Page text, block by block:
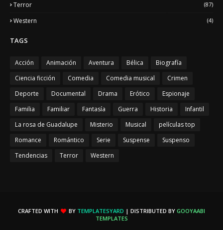
Terror (87)
Western (4)
TAGS
Acción Animación Aventura Bélica
Biografía
Ciencia ficción
Comedia Comedia musical
Crimen
Deporte
Documental Drama Erótico
Espionaje
Familia
Familiar Fantasía Guerra Historia
Infantil
La rosa de Guadalupe
Misterio Musical
películas top
Romance
Romántico Serie Suspense
Suspenso
Tendencias
Terror Western
CRAFTED WITH BY TEMPLATESYARD | DISTRIBUTED BY GOOYAABI
TEMPLATES